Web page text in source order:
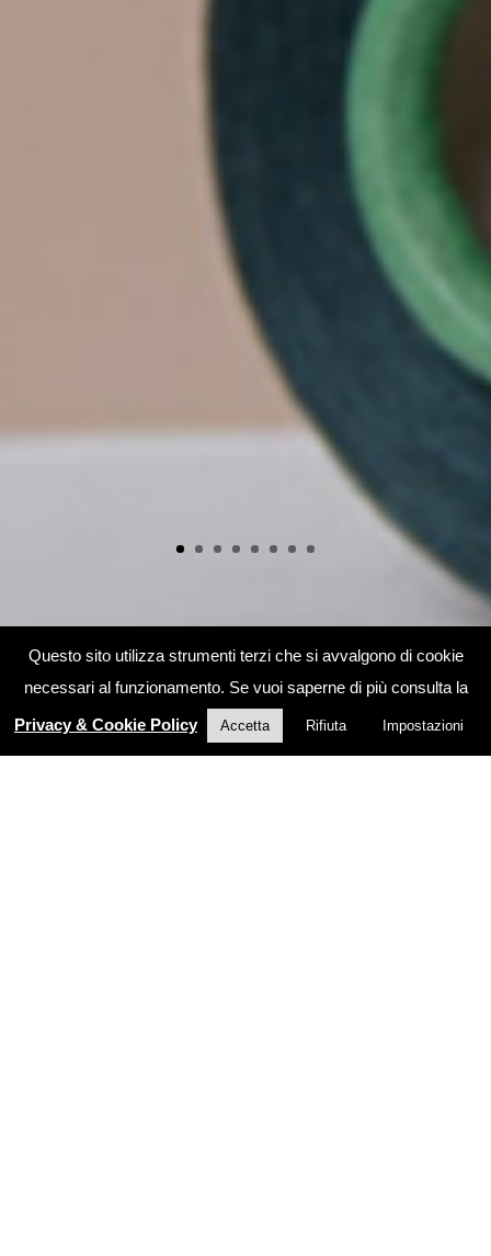
Questo sito utilizza strumenti terzi che si avvalgono di cookie
necessari al funzionamento. Se vuoi saperne di più consulta la
Privacy & Cookie Policy
Accetta Rifiuta Impostazioni